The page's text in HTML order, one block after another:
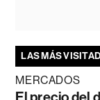
LAS MÁS
MERCADOS